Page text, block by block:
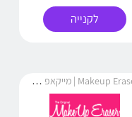
לקנייה
Makeup Eraser | מייקאפ אירייסר